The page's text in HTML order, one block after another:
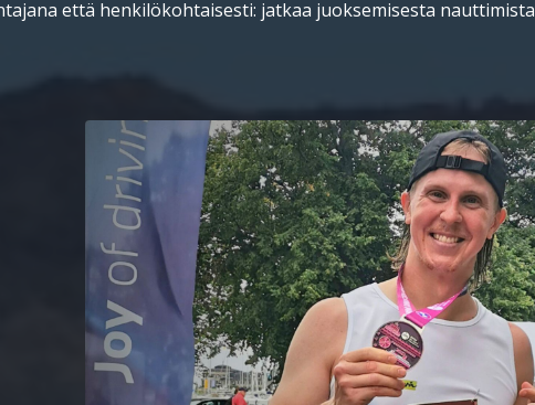
että henkilökohtaisesti: jatkaa juoksemisesta